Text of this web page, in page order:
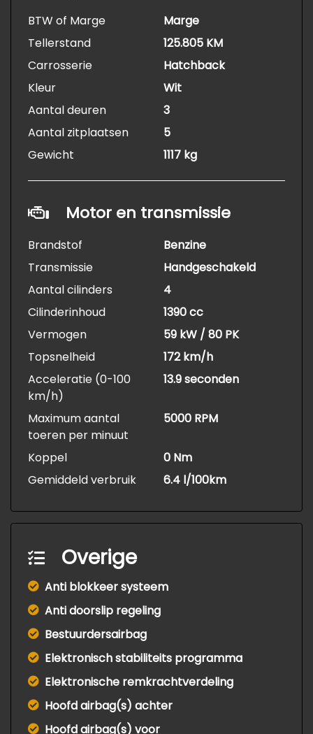
BTW of Marge
Marge
Tellerstand
125.805 KM
Carrosserie
Hatchback
Kleur
Wit
Aantal deuren
3
Aantal zitplaatsen
5
Gewicht
1117 kg
Motor en transmissie
Brandstof
Benzine
Transmissie
Handgeschakeld
Aantal cilinders
4
Cilinderinhoud
1390 cc
Vermogen
59 kW / 80 PK
Topsnelheid
172 km/h
Acceleratie (0-100
km/h)
13.9 seconden
Maximum aantal
toeren per minuut
5000 RPM
Koppel
0 Nm
Gemiddeld verbruik
6.4 l/100km
Overige
Anti blokkeer systeem
Anti doorslip regeling
Bestuurdersairbag
Elektronisch stabiliteits programma
Elektronische remkrachtverdeling
Hoofd airbag(s) achter
Hoofd airbag(s) voor